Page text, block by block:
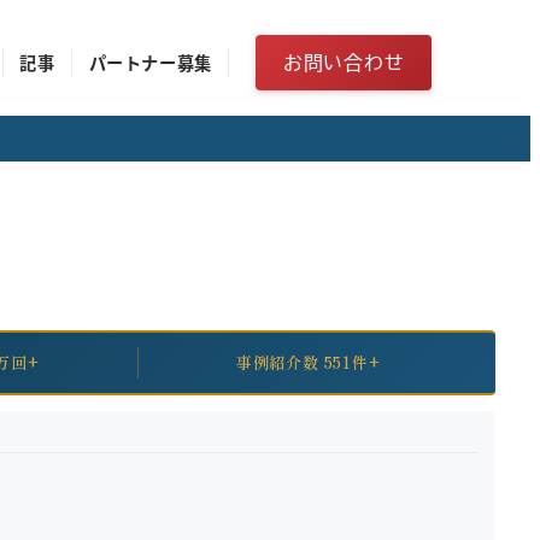
記事 パートナー募集 お問い合わせ
回+ 事例紹介数 551件+